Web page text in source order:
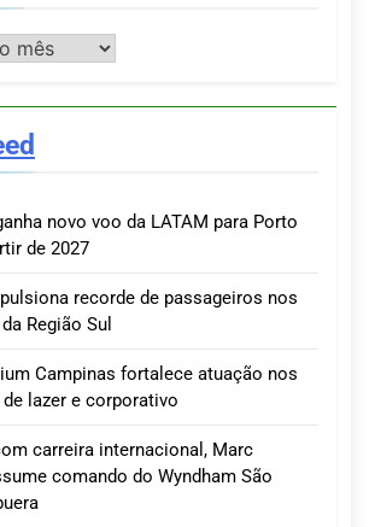
novo voo da LATAM para Porto
de 2027
recorde de passageiros nos
Região Sul
Campinas fortalece atuação nos
lazer e corporativo
carreira internacional, Marc
comando do Wyndham São